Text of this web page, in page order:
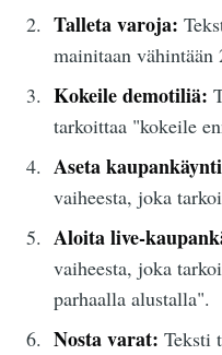
Talleta varoja:
mainitaan
Kokeile demotiliä:
tarkoittaa "kokeile
Aseta
vaiheesta, joka
Aloita live-
vaiheesta, joka
parhaalla alustalla".
Nosta varat: Teksti